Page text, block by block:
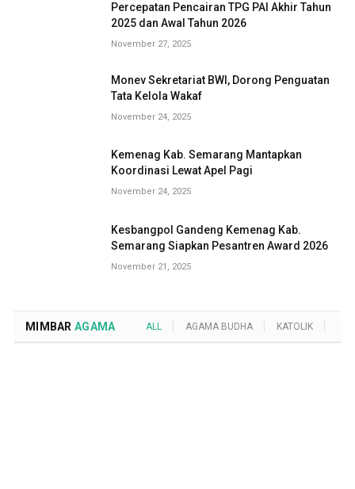
Percepatan Pencairan TPG PAI Akhir Tahun
2025 dan Awal Tahun 2026
November 27, 2025
Monev Sekretariat BWI, Dorong Penguatan
Tata Kelola Wakaf
November 24, 2025
Kemenag Kab. Semarang Mantapkan
Koordinasi Lewat Apel Pagi
November 24, 2025
Kesbangpol Gandeng Kemenag Kab.
Semarang Siapkan Pesantren Award 2026
November 21, 2025
MIMBAR AGAMA ALL AGAMA BUDHA KATOLIK